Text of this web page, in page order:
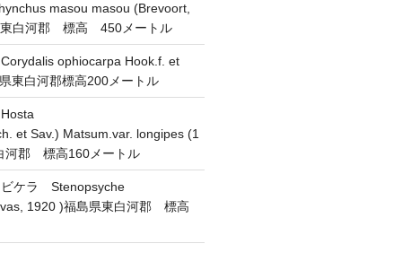
masou masou (Brevoort,
白河郡 標高 450メートル
ophiocarpa Hook.f. et
東白河郡標高200メートル
et Sav.) Matsum.var. longipes (1
河郡 標高160メートル
ビケラ Stenopsyche
1920 )福島県東白河郡 標高